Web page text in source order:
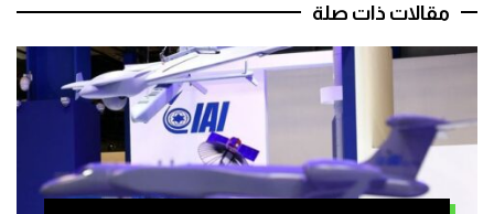
مقالات ذات صلة